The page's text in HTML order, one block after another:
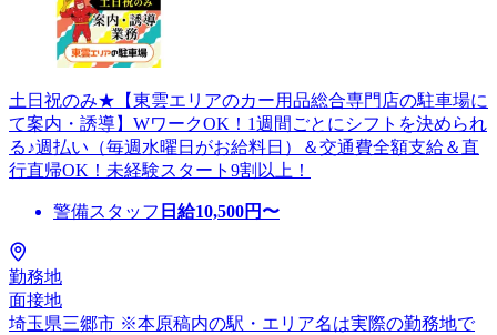
土日祝のみ★【東雲エリアのカー用品総合専門店の駐車場に
て案内・誘導】WワークOK！1週間ごとにシフトを決められ
る♪週払い（毎週水曜日がお給料日）＆交通費全額支給＆直
行直帰OK！未経験スタート9割以上！
警備スタッフ 日給10,500円〜
勤務地
面接地
埼玉県三郷市 ※本原稿内の駅・エリア名は実際の勤務地で